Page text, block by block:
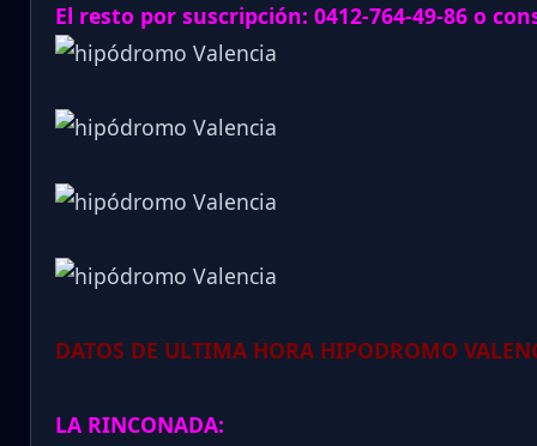
El resto por suscripción: 0412-764-49-86 o
DATOS DE ULTIMA HORA HIPODROMO
LA RINCONADA: